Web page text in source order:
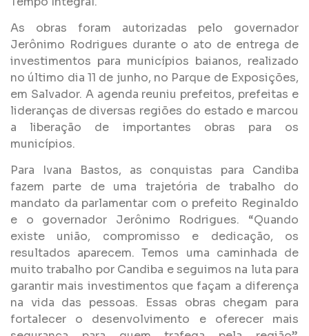
As obras foram autorizadas pelo governador
Jerônimo Rodrigues durante o ato de entrega de
investimentos para municípios baianos, realizado
no último dia 11 de junho, no Parque de Exposições,
em Salvador. A agenda reuniu prefeitos, prefeitas e
lideranças de diversas regiões do estado e marcou
a liberação de importantes obras para os
municípios.
Para Ivana Bastos, as conquistas para Candiba
fazem parte de uma trajetória de trabalho do
mandato da parlamentar com o prefeito Reginaldo
e o governador Jerônimo Rodrigues. “Quando
existe união, compromisso e dedicação, os
resultados aparecem. Temos uma caminhada de
muito trabalho por Candiba e seguimos na luta para
garantir mais investimentos que façam a diferença
na vida das pessoas. Essas obras chegam para
fortalecer o desenvolvimento e oferecer mais